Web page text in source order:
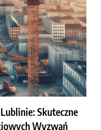
Skuteczne
Wyzwań